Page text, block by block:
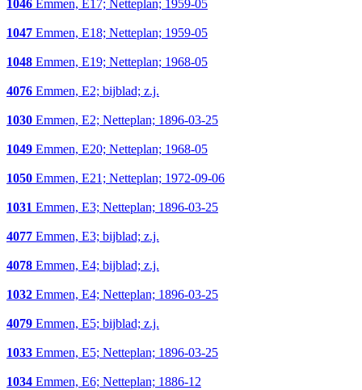
1046 Emmen, E17; Netteplan; 1959-05
1047 Emmen, E18; Netteplan; 1959-05
1048 Emmen, E19; Netteplan; 1968-05
4076 Emmen, E2; bijblad; z.j.
1030 Emmen, E2; Netteplan; 1896-03-25
1049 Emmen, E20; Netteplan; 1968-05
1050 Emmen, E21; Netteplan; 1972-09-06
1031 Emmen, E3; Netteplan; 1896-03-25
4077 Emmen, E3; bijblad; z.j.
4078 Emmen, E4; bijblad; z.j.
1032 Emmen, E4; Netteplan; 1896-03-25
4079 Emmen, E5; bijblad; z.j.
1033 Emmen, E5; Netteplan; 1896-03-25
1034 Emmen, E6; Netteplan; 1886-12